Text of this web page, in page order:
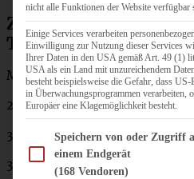
Zutaten
Teig drei Plätzchen
Mürbeteig:
200 g gemahlene Mandeln
3 EL Backkakao
350 g Weizenmehl
nicht alle Funktionen der Website verfügbar
Einige Services verarbeiten
Einwilligung zur Nutzung dieser Services
Ihrer Daten in den USA gemäß Art. 49 (1)
USA als ein Land mit unzureichendem
besteht beispielsweise die Gefahr, dass
in Überwachungsprogrammen verarbeiten,
Europäer eine Klagemöglichkeit besteht.
Im Folgenden finden Sie eine Liste der
Speichern von oder Zugriff
einem Endgerät
(168 Vendoren)